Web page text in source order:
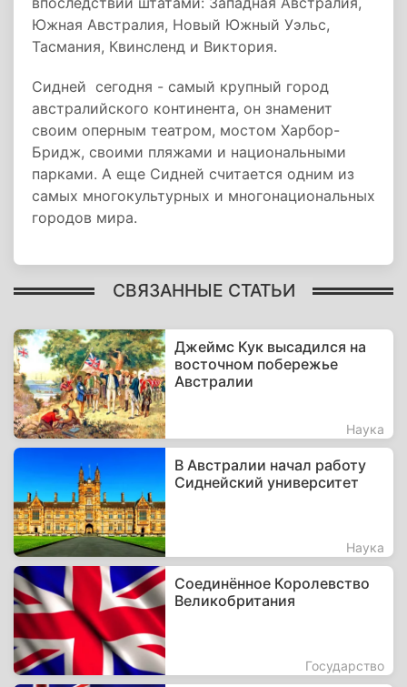
Южная Австралия, Новый Южный Уэльс,
Тасмания, Квинсленд и Виктория.
Сидней сегодня - самый крупный город
австралийского континента, он знаменит
своим оперным театром, мостом Харбор-
Бридж, своими пляжами и национальными
парками. А еще Сидней считается одним из
самых многокультурных и многонациональных
городов мира.
СВЯЗАННЫЕ СТАТЬИ
Джеймс Кук высадился на
восточном побережье
Австралии
Наука
В Австралии начал работу
Сиднейский университет
Наука
Соединённое Королевство
Великобритания
Государство